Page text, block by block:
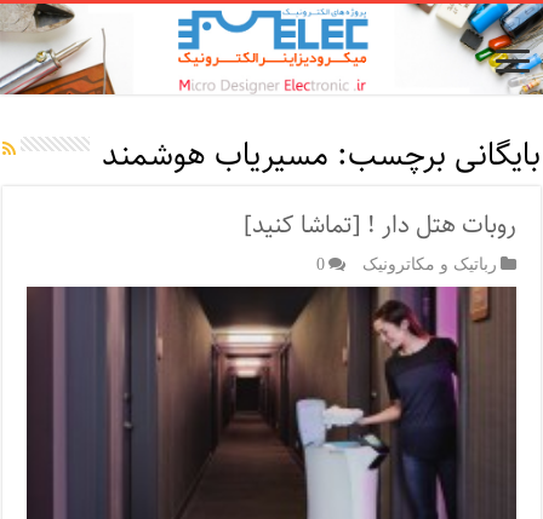
بایگانی برچسب: مسیریاب هوشمند
روبات هتل دار ! [تماشا کنید]
رباتیک و مکاترونیک 0